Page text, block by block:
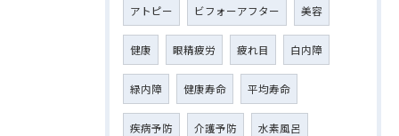
アトピー ビフォーアフター 美容
健康 眼精疲労 疲れ目 白内障
緑内障 健康寿命 平均寿命
疾病予防 介護予防 水素風呂